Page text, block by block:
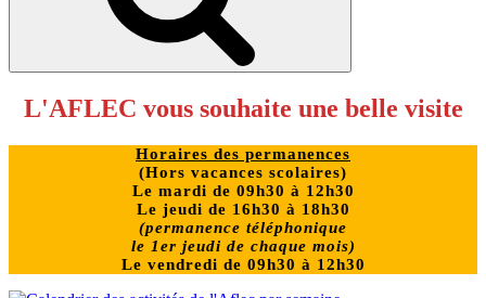
L'AFLEC vous souhaite une belle visite
Horaires des permanences
(Hors vacances scolaires)
Le mardi de 09h30 à 12h30
Le jeudi de 16h30 à 18h30
(permanence téléphonique
le 1er jeudi de chaque mois)
Le vendredi de 09h30 à 12h30